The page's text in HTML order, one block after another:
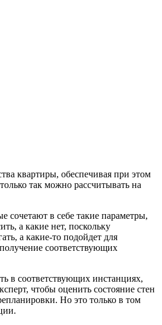
квартиры, обеспечивая при этом
так можно рассчитывать на
сочетают в себе такие параметры,
а какие нет, поскольку
а какие-то подойдет для
соответствующих
в соответствующих инстанциях,
чтобы оценить состояние стен
Но это только в том